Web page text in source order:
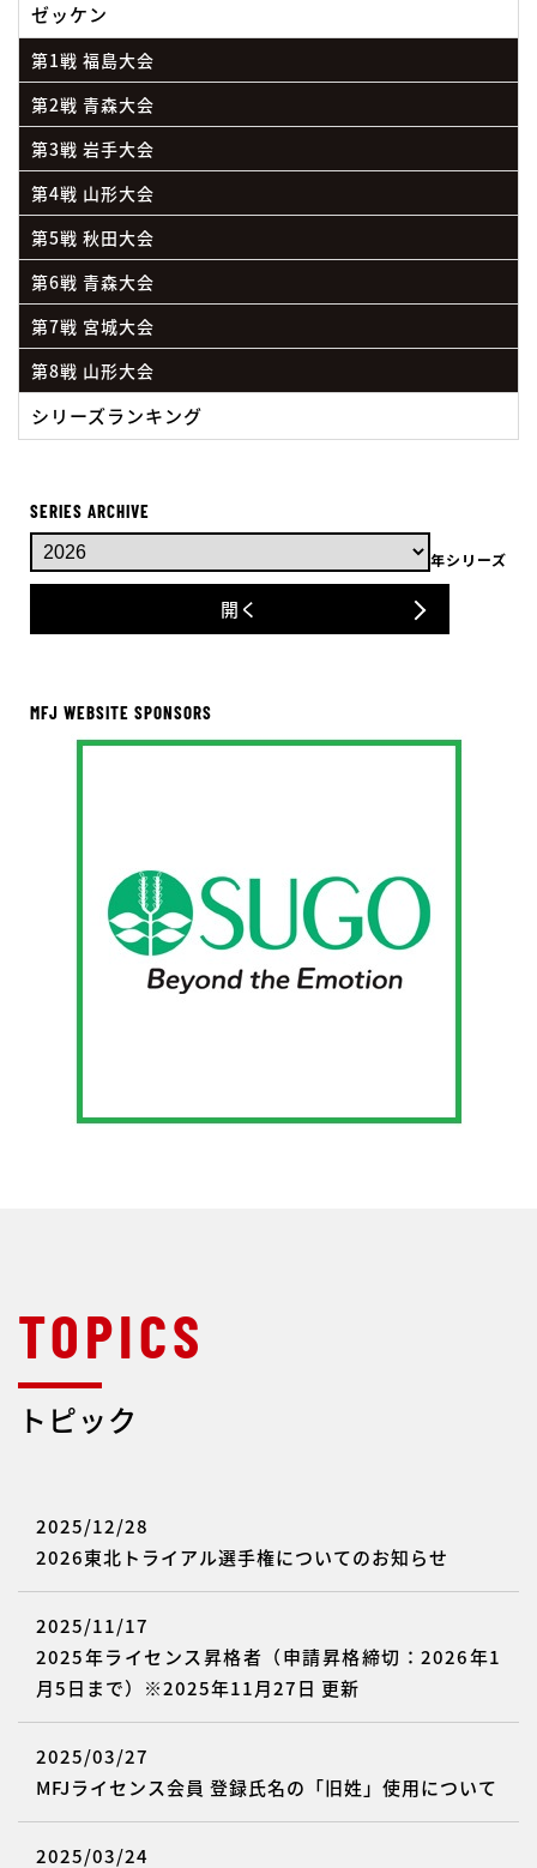
ゼッケン
第1戦 福島大会
第2戦 青森大会
第3戦 岩手大会
第4戦 山形大会
第5戦 秋田大会
第6戦 青森大会
第7戦 宮城大会
第8戦 山形大会
シリーズランキング
SERIES ARCHIVE
年シリーズ
開く
MFJ WEBSITE SPONSORS
トピック
2025/12/28
2026東北トライアル選手権についてのお知らせ
2025/11/17
2025年ライセンス昇格者（申請昇格締切：2026年1
月5日まで）※2025年11月27日 更新
2025/03/27
MFJライセンス会員 登録氏名の「旧姓」使用について
2025/03/24